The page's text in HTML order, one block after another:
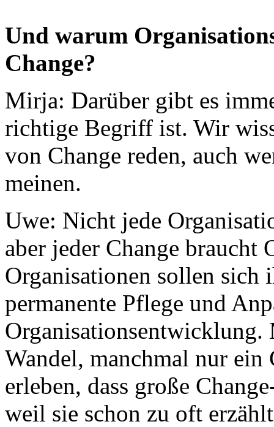
Und warum
Change?
Mirja: Darüber gibt es
richtige Begriff ist. Wir
von Change reden, auch
meinen.
Uwe: Nicht jede
aber jeder Change
Organisationen sollen sich
permanente Pflege und
Organisationsentwicklung.
Wandel, manchmal nur ein
erleben, dass große
weil sie schon zu oft